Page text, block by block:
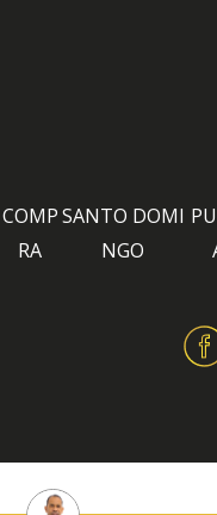
COMP
RA
SANTO DOMI
NGO